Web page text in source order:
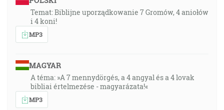
Temat: Biblijne uporządkowanie 7 Gromów, 4 aniołów
i 4 koni!
MP3
MAGYAR
A téma: »A 7 mennydörgés, a 4 angyal és a 4 lovak
bibliai értelmezése - magyarázata!«
MP3